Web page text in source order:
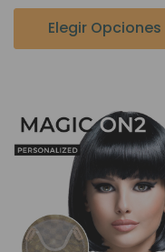
Elegir Opciones